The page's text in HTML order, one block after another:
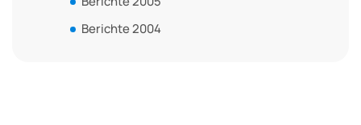
Berichte 2004